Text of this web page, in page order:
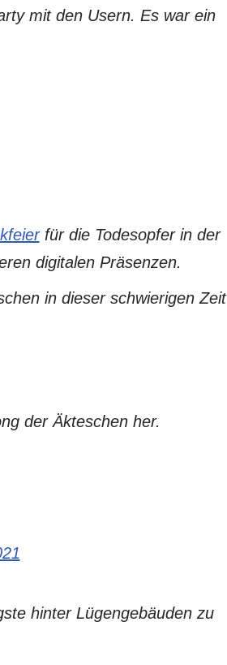
mit den Usern. Es war ein
für die Todesopfer in der
digitalen Präsenzen.
in dieser schwierigen Zeit
der Äkteschen her.
hinter Lügengebäuden zu